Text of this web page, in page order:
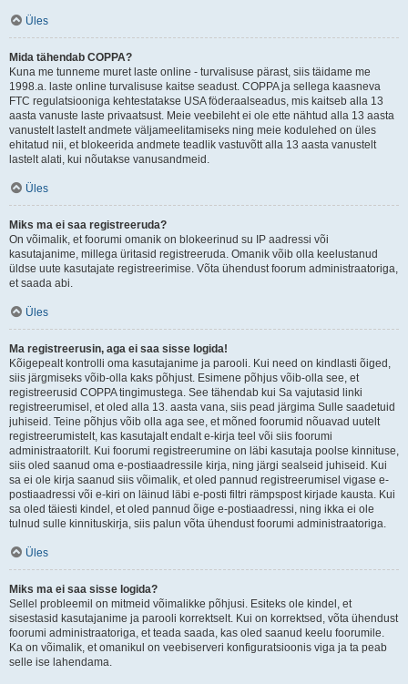
Üles
Mida tähendab COPPA?
Kuna me tunneme muret laste online - turvalisuse pärast, siis täidame me
1998.a. laste online turvalisuse kaitse seadust. COPPA ja sellega kaasneva
FTC regulatsiooniga kehtestatakse USA föderaalseadus, mis kaitseb alla 13
aasta vanuste laste privaatsust. Meie veebileht ei ole ette nähtud alla 13 aasta
vanustelt lastelt andmete väljameelitamiseks ning meie kodulehed on üles
ehitatud nii, et blokeerida andmete teadlik vastuvõtt alla 13 aasta vanustelt
lastelt alati, kui nõutakse vanusandmeid.
Üles
Miks ma ei saa registreeruda?
On võimalik, et foorumi omanik on blokeerinud su IP aadressi või
kasutajanime, millega üritasid registreeruda. Omanik võib olla keelustanud
üldse uute kasutajate registreerimise. Võta ühendust foorum administraatoriga,
et saada abi.
Üles
Ma registreerusin, aga ei saa sisse logida!
Kõigepealt kontrolli oma kasutajanime ja parooli. Kui need on kindlasti õiged,
siis järgmiseks võib-olla kaks põhjust. Esimene põhjus võib-olla see, et
registreerusid COPPA tingimustega. See tähendab kui Sa vajutasid linki
registreerumisel, et oled alla 13. aasta vana, siis pead järgima Sulle saadetuid
juhiseid. Teine põhjus võib olla aga see, et mõned foorumid nõuavad uutelt
registreerumistelt, kas kasutajalt endalt e-kirja teel või siis foorumi
administraatorilt. Kui foorumi registreerumine on läbi kasutaja poolse kinnituse,
siis oled saanud oma e-postiaadressile kirja, ning järgi sealseid juhiseid. Kui
sa ei ole kirja saanud siis võimalik, et oled pannud registreerumisel vigase e-
postiaadressi või e-kiri on läinud läbi e-posti filtri rämpspost kirjade kausta. Kui
sa oled täiesti kindel, et oled pannud õige e-postiaadressi, ning ikka ei ole
tulnud sulle kinnituskirja, siis palun võta ühendust foorumi administraatoriga.
Üles
Miks ma ei saa sisse logida?
Sellel probleemil on mitmeid võimalikke põhjusi. Esiteks ole kindel, et
sisestasid kasutajanime ja parooli korrektselt. Kui on korrektsed, võta ühendust
foorumi administraatoriga, et teada saada, kas oled saanud keelu foorumile.
Ka on võimalik, et omanikul on veebiserveri konfiguratsioonis viga ja ta peab
selle ise lahendama.